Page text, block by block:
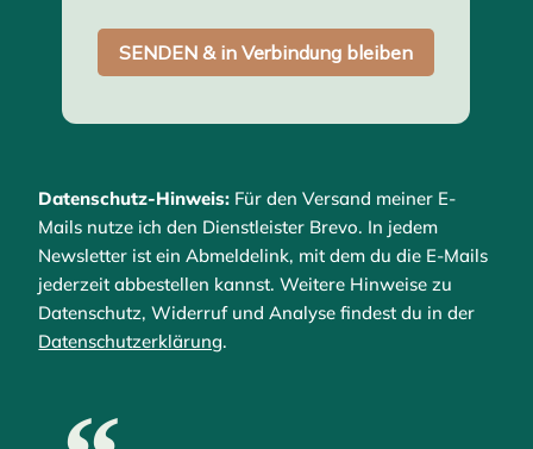
Datenschutz-Hinweis: Für den Versand meiner E-
Mails nutze ich den Dienstleister Brevo. In jedem
Newsletter ist ein Abmeldelink, mit dem du die E-Mails
jederzeit abbestellen kannst. Weitere Hinweise zu
Datenschutz, Widerruf und Analyse findest du in der
Datenschutzerklärung.